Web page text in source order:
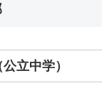
立中学）